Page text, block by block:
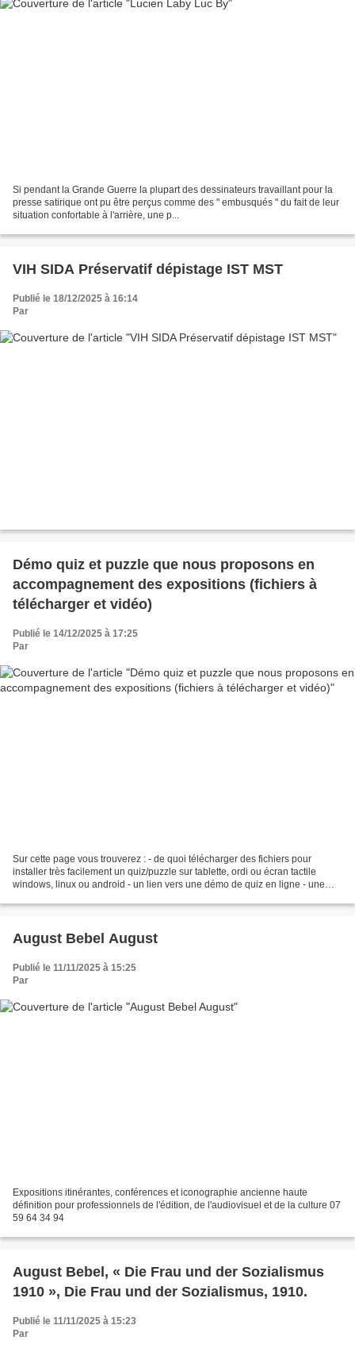
Si pendant la Grande Guerre la plupart des dessinateurs travaillant pour la
presse satirique ont pu être perçus comme des " embusqués " du fait de leur
situation confortable à l'arrière, une p...
VIH SIDA Préservatif dépistage IST MST
Publié le 18/12/2025 à 16:14
Par
Démo quiz et puzzle que nous proposons en
accompagnement des expositions (fichiers à
télécharger et vidéo)
Publié le 14/12/2025 à 17:25
Par
Sur cette page vous trouverez : - de quoi télécharger des fichiers pour
installer très facilement un quiz/puzzle sur tablette, ordi ou écran tactile
windows, linux ou android - un lien vers une démo de quiz en ligne - une
August Bebel August
Publié le 11/11/2025 à 15:25
Par
Expositions itinérantes, conférences et iconographie ancienne haute
définition pour professionnels de l'édition, de l'audiovisuel et de la culture 07
59 64 34 94
August Bebel, « Die Frau und der Sozialismus
1910 », Die Frau und der Sozialismus, 1910.
Publié le 11/11/2025 à 15:23
Par